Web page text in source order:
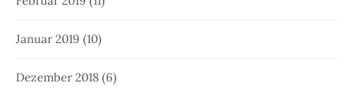
Januar 2019 (10)
Dezember 2018 (6)